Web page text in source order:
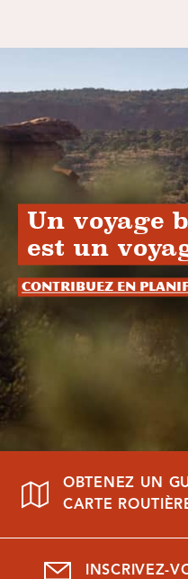
Un voyage
est un
Contribuez en
OBTENEZ UN
CARTE
INSCRIVEZ-